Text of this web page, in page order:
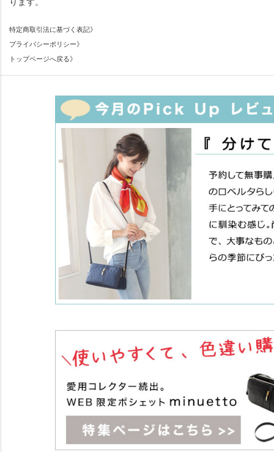
ります。
特定商取引法に基づく表記》
プライバシーポリシー》
トップページへ戻る》